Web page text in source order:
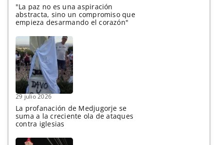
"La paz no es una aspiración
abstracta, sino un compromiso que
empieza desarmando el corazón"
29 julio 2026
La profanación de Medjugorje se
suma a la creciente ola de ataques
contra iglesias